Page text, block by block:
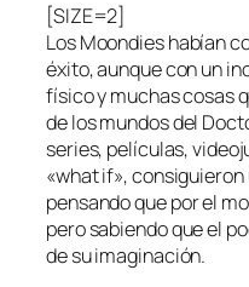
[SIZE=2]
Los Moondies habían
éxito, aunque con un
físico y muchas cosas
de los mundos del
series, películas,
«what if»,
pensando que por el
pero sabiendo que el
de su imaginación.